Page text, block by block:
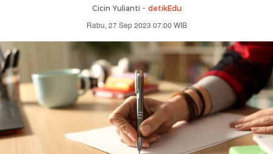
Cicin Yulianti - detikEdu
Rabu, 27 Sep 2023 07:00 WIB